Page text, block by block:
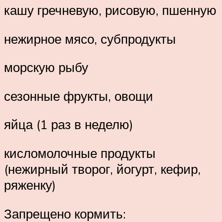
кашу гречневую, рисовую, пшенную
нежирное мясо, субпродукты
морскую рыбу
сезонные фрукты, овощи
яйца (1 раз в неделю)
кисломолочные продукты
(нежирный творог, йогурт, кефир,
ряженку)
Запрещено кормить: